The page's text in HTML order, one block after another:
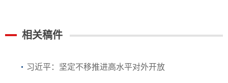
相关稿件
习近平：坚定不移推进高水平对外开放